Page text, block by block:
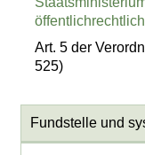
Art. 5 der
525)
Fundstelle und